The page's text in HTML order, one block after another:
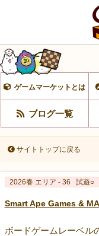
ゲームマーケットとは
ブログ一覧
サイトトップに戻る
2026春 エリア - 36 試遊○
Smart Ape Games &
ボードゲームレーベル